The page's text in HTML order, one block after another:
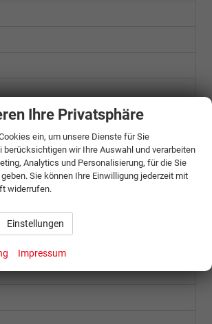
Ihre Privatsphäre
ein, um unsere Dienste für Sie
berücksichtigen wir Ihre Auswahl und verarbeiten
Analytics und Personalisierung, für die Sie
Sie können Ihre Einwilligung jederzeit mit
widerrufen.
Einstellungen
Impressum